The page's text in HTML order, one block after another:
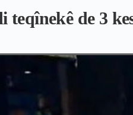
teqînekê de 3